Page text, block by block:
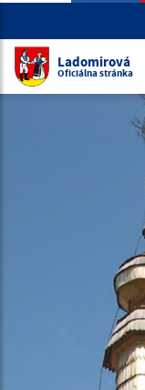
Ladomirová
Oficiálna stránka